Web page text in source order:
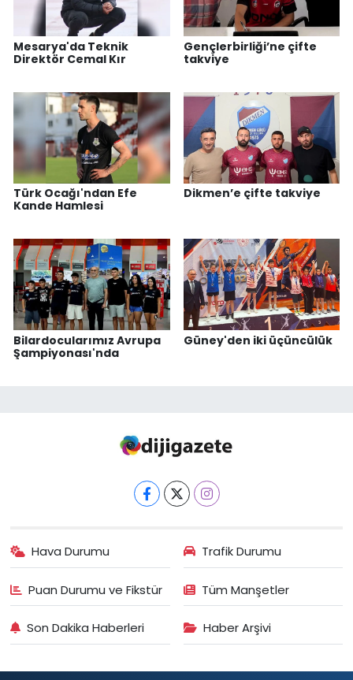
Mesarya'da Teknik
Direktör Cemal Kır
Gençlerbirliği’ne çifte
takviye
Türk Ocağı'ndan Efe
Kande Hamlesi
Dikmen’e çifte takviye
Bilardocularımız Avrupa
Şampiyonası'nda
Güney'den iki üçüncülük
Hava Durumu Trafik Durumu
Puan Durumu ve Fikstür Tüm Manşetler
Son Dakika Haberleri Haber Arşivi